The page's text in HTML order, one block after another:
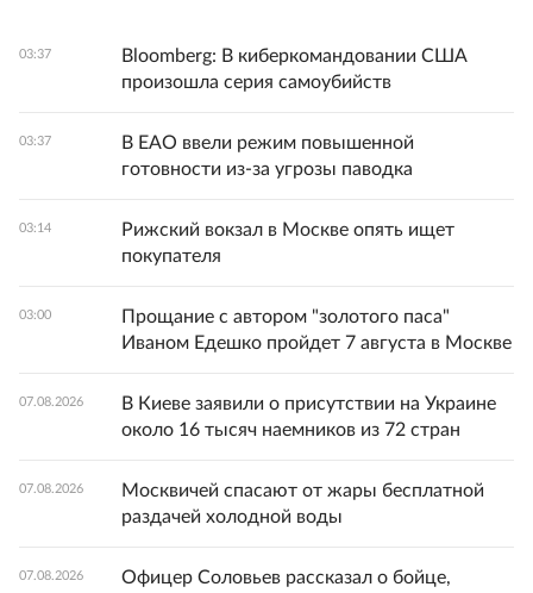
03:37
Bloomberg: В киберкомандовании США
произошла серия самоубийств
03:37
В ЕАО ввели режим повышенной
готовности из-за угрозы паводка
03:14
Рижский вокзал в Москве опять ищет
покупателя
03:00
Прощание с автором "золотого паса"
Иваном Едешко пройдет 7 августа в Москве
07.08.2026
В Киеве заявили о присутствии на Украине
около 16 тысяч наемников из 72 стран
07.08.2026
Москвичей спасают от жары бесплатной
раздачей холодной воды
07.08.2026
Офицер Соловьев рассказал о бойце,